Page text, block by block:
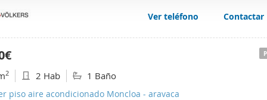
se usan para personalizar el contenido y los anuncios,
el tráfico. Además, compartimos información sobre el uso
de redes sociales, publicidad y análisis web, quienes
que les haya proporcionado o que hayan recopilado a
Ver teléfono Contactar
2 2 Hab 1 Baño
piso aire acondicionado Moncloa - aravaca